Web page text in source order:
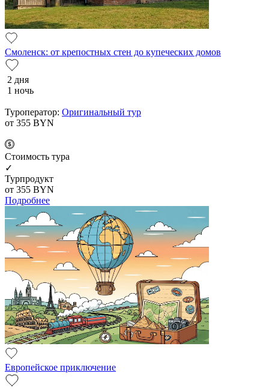
Смоленск: от крепостных стен до купеческих домов
2 дня
1 ночь
Туроператор: Оригинальный тур
от 355 BYN
Cтоимость тура
✓
Турпродукт
от 355 BYN
Подробнее
Европейское приключение